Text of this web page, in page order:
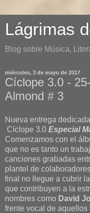
Lágrimas
Blog sobre Música,
miércoles, 3 de mayo de 2017
Cíclope 3.0 -
Almond # 3
Nueva entrega
Cíclope 3.0 Especial
Comenzamos con el
que no es tanto un
canciones grabadas
plantel de
final no llegue a cubrir
que contribuyen a la
nombres como David
frente vocal de